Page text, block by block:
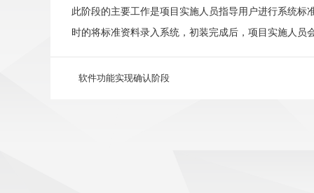
此阶段的主要工作是项目实施人员指导用户进行系统
时的将标准资料录入系统，初装完成后，项目实施人
软件功能实现确认阶段